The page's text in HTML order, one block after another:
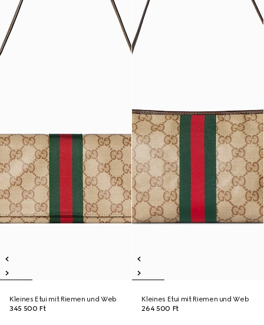
Kleines Etui mit Riemen und Web
345 500 Ft
Kleines Etui mit Riemen und Web
264 500 Ft